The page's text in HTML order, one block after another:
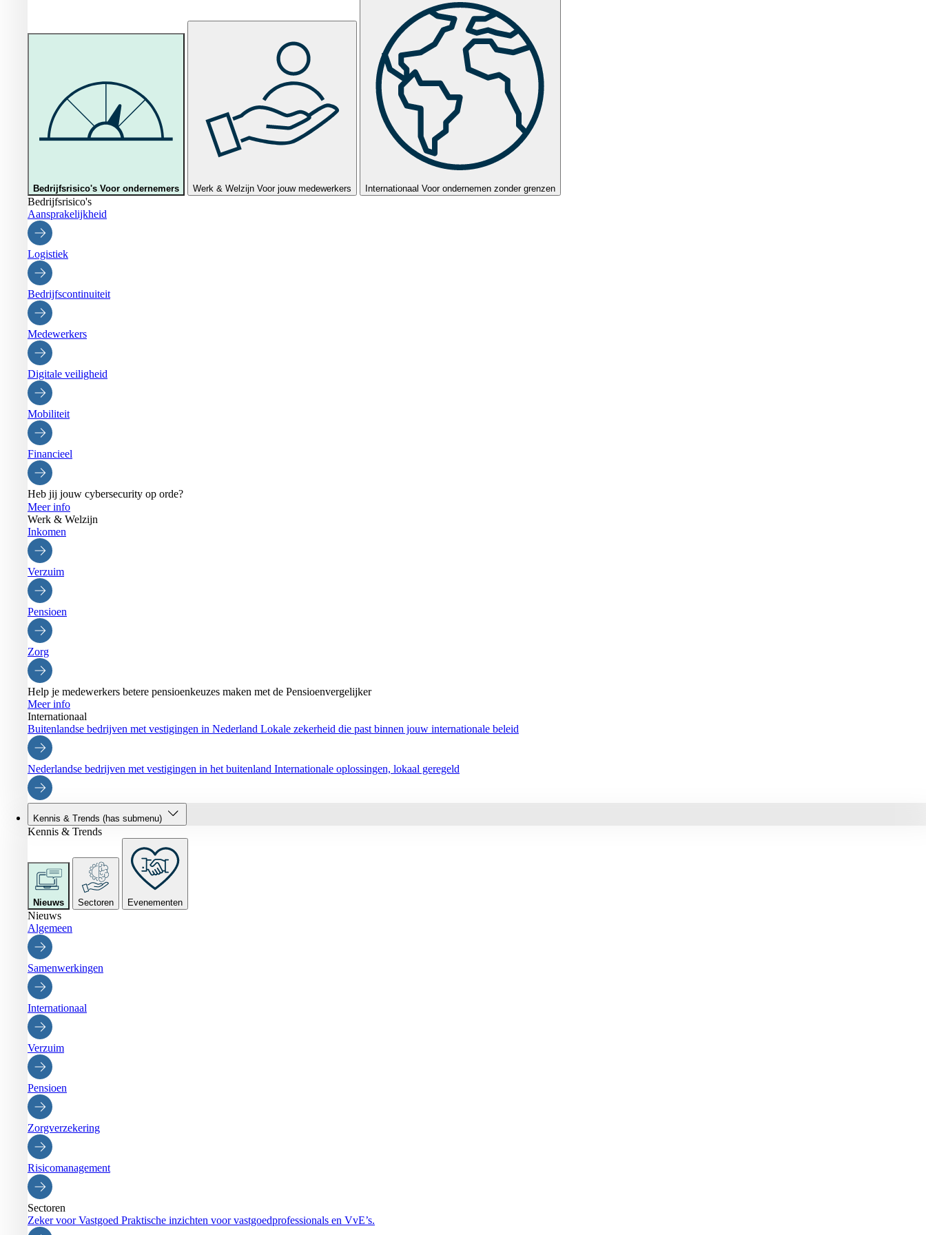
Bedrijfsrisico's Voor ondernemers Werk & Welzijn Voor jouw medewerkers Internationaal Voor ondernemen zonder grenzen
Bedrijfsrisico's
Aansprakelijkheid
Logistiek
Bedrijfscontinuiteit
Medewerkers
Digitale veiligheid
Mobiliteit
Financieel
Heb jij jouw cybersecurity op orde?
Meer info
Werk & Welzijn
Inkomen
Verzuim
Pensioen
Zorg
Help je medewerkers betere pensioenkeuzes maken met de Pensioenvergelijker
Meer info
Internationaal
Buitenlandse bedrijven met vestigingen in Nederland Lokale zekerheid die past binnen jouw internationale beleid
Nederlandse bedrijven met vestigingen in het buitenland Internationale oplossingen, lokaal geregeld
Kennis & Trends (has submenu)
Kennis & Trends
Nieuws Sectoren Evenementen
Nieuws
Algemeen
Samenwerkingen
Internationaal
Verzuim
Pensioen
Zorgverzekering
Risicomanagement
Sectoren
Zeker voor Vastgoed Praktische inzichten voor vastgoedprofessionals en VvE’s.